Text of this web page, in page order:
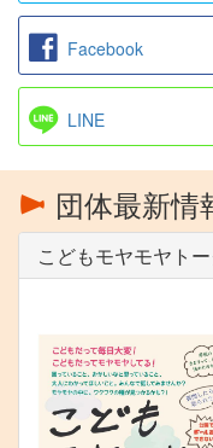
Facebook
LINE
団体最新情
こどもモヤモヤトー